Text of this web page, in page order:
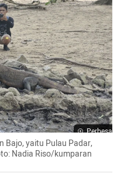
Perbesar
Bajo, yaitu Pulau Padar,
Nadia Riso/kumparan